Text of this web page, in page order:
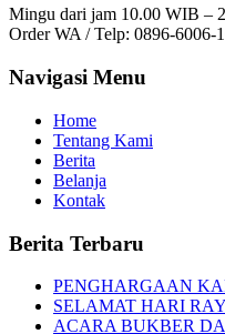
Mingu dari jam 10.00 WIB –
Order WA / Telp: 0896-6006-
Navigasi Menu
Home
Tentang Kami
Berita
Belanja
Kontak
Berita Terbaru
PENGHARGAAN
SELAMAT HARI
ACARA BUKBER